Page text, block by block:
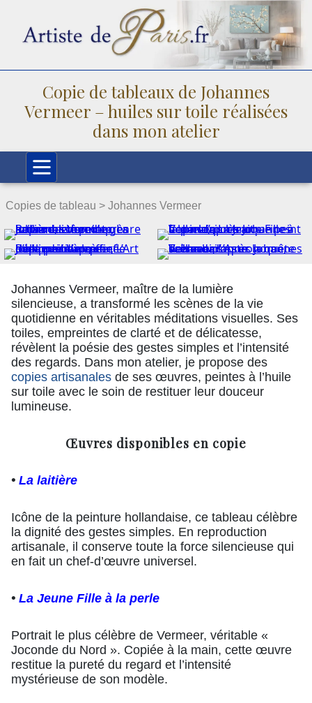
Copie de tableaux de Johannes
Vermeer – huiles sur toile réalisées
dans mon atelier
Copies de tableau > Johannes Vermeer
Johannes Vermeer, maître de la lumière
silencieuse, a transformé les scènes de la vie
quotidienne en véritables méditations visuelles. Ses
toiles, empreintes de clarté et de délicatesse,
révèlent la poésie des gestes simples et l’intensité
des regards. Dans mon atelier, je propose des
copies artisanales de ses œuvres, peintes à l’huile
sur toile avec le soin de restituer leur douceur
lumineuse.
Œuvres disponibles en copie
• La laitière
Icône de la peinture hollandaise, ce tableau célèbre
la dignité des gestes simples. En reproduction
artisanale, il conserve toute la force silencieuse qui
en fait un chef-d’œuvre universel.
• La Jeune Fille à la perle
Portrait le plus célèbre de Vermeer, véritable «
Joconde du Nord ». Copiée à la main, cette œuvre
restitue la pureté du regard et l’intensité
mystérieuse de son modèle.